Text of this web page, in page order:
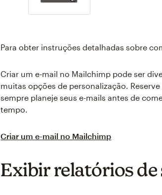
Para obter instruções detalhadas sobre
Criar um e-mail no Mailchimp pode ser
muitas opções de personalização.
sempre planeje seus e-mails antes de
tempo.
Criar um e-mail no Mailchimp
Exibir relatórios de